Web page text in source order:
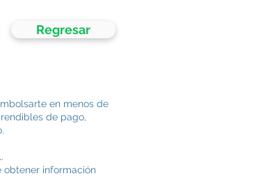
Regresar
en menos de
de pago,
obtener información